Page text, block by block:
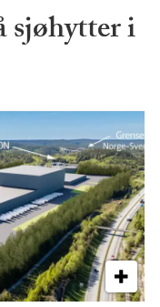
sjøhytter i